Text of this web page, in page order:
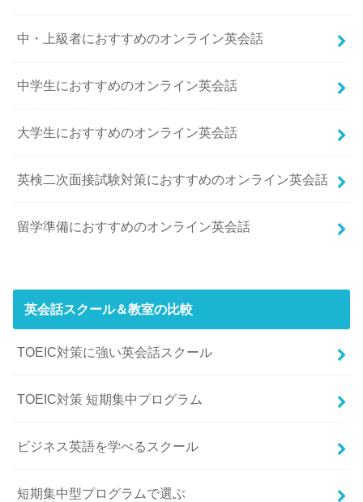
中・上級者におすすめのオンライン英会話
中学生におすすめのオンライン英会話
大学生におすすめのオンライン英会話
英検二次面接試験対策におすすめのオンライン英会話
留学準備におすすめのオンライン英会話
英会話スクール＆教室の比較
TOEIC対策に強い英会話スクール
TOEIC対策 短期集中プログラム
ビジネス英語を学べるスクール
短期集中型プログラムで選ぶ